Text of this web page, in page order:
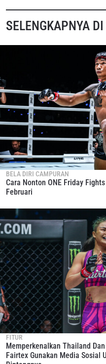
SELENGKAPNYA
BELA DIRI CAMPURAN
Cara Nonton ONE Friday
Februari
FITUR
Memperkenalkan Thailand
Fairtex Gunakan Media Sosial